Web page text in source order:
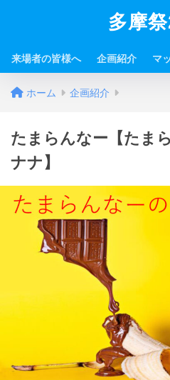
多摩
来場者の皆様へ 企画紹介 マ
ホーム 企画紹介
たまらんなー【たま
ナナ】